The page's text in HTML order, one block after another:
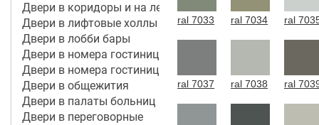
Двери в коридоры и на лестничные марши
Двери в лифтовые холлы
Двери в лобби бары
Двери в номера гостиницы 3*
Двери в номера гостиницы 4*-5*
Двери в общежития
Двери в палаты больниц
Двери в переговорные
ral 7033 ral 7034 ral
ral 7037 ral 7038 ral